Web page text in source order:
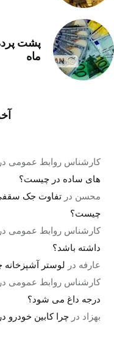
ماه
کارشناس روابط عمومی
های ساده در چیست؟
محسن درتفاوت جک
چیست؟
کارشناس روابط عمومی در
داشته باشد؟
عارفه در لوستر آشپزخانه
کارشناس روابط عمومی
درجه داغ می شود؟
بهزاد درچرا کابین خودرو در تابستان